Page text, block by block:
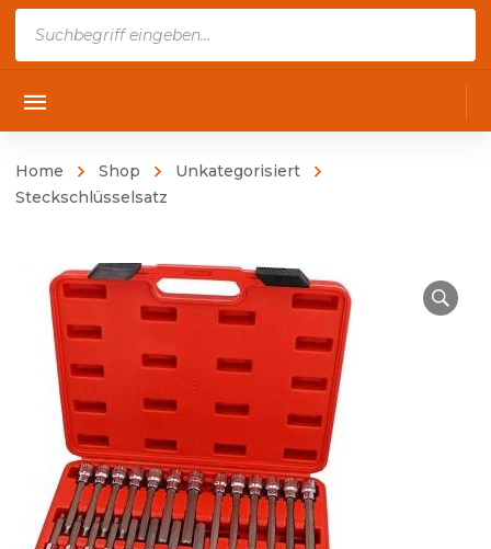
Home Shop
Unkategorisiert
Steckschlüsselsatz